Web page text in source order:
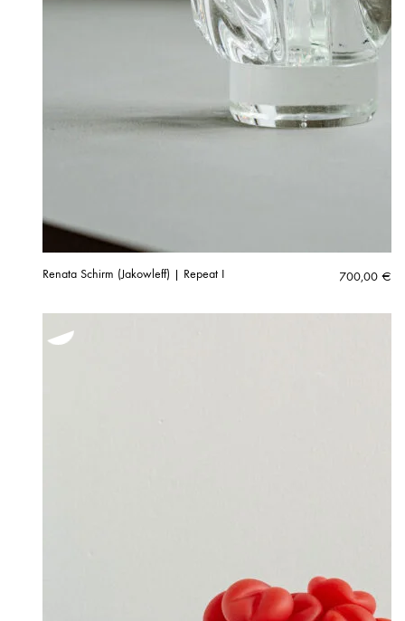
Renata Schirm (Jakowleff) | Repeat I 700,00 €